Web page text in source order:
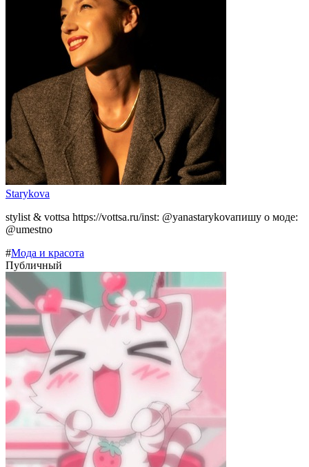
Starykova
stylist & vottsa https://vottsa.ru/inst: @yanastarykovaпишу о моде:
@umestno
#Мода и красота
Публичный